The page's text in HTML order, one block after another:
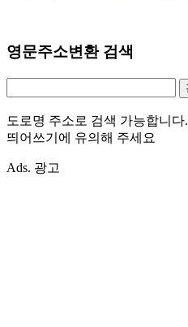
영문주소변환 검색
도로명 주소로 검색 가능합니다.
띄어쓰기에 유의해 주세요
Ads. 광고